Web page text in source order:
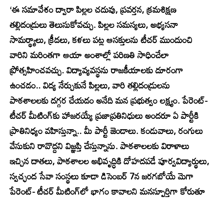
‘ఈ సమావేశం ద్వారా పిల్లల చదువు, ప్రవర్తన, క్రమశిక్షణ
తల్లిదండ్రులు తెలుసుకోవచ్చు. పిల్లల సమస్యలు, అభ్యసనా
సామర్థ్యాలు, క్రీడలు, కళలు పట్ల ఆసక్తులను టీచర్ ముందుంచి
వారిని మరింతగా ఆయా అంశాల్లో పరిణతి సాధించేలా
ప్రోత్సహించవచ్చు. విద్యావ్యవస్థను రాజకీయాలకు దూరంగా
ఉంచడం.. విద్య నేర్చుకునే పిల్లలు, వారి తల్లిదండ్రులను
పాఠశాలలకు దగ్గర చేయడం అనేది మన ప్రభుత్వం లక్ష్యం. పేరెంట్-
టీచర్ మీటింగ్‌కు హాజరయ్యే ప్రజాప్రతినిధులు అందరూ ఏ పార్టీకి
ప్రాతినిధ్యం వహిస్తున్నా.. మీ పార్టీ జెండాలు. కండువాలు, రంగులు
వేసుకుని రావొద్దని విజ్ఞప్తి చేస్తున్నాను. పాఠశాలలకు విరాళాలు
ఇచ్చిన దాతలు, పాఠశాలల అభివృద్ధికి దోహదపడే పూర్వవిద్యార్థులు,
స్వచ్ఛంద సేవా సంస్థలు కూడా డిసెంబర్ 7న జరగబోయే మెగా
పేరెంట్- టీచర్ మీటింగ్‌లో భాగం కావాలని మనస్పూర్తిగా కోరుతూ